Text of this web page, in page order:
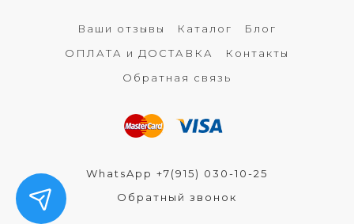
Ваши отзывы Каталог
Блог
ОПЛАТА и ДОСТАВКА
Контакты
Обратная связь
WhatsApp +7(915) 030-10-25
Обратный звонок